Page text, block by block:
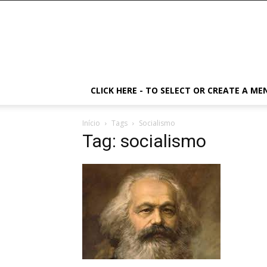
CLICK HERE - TO SELECT OR CREATE A
Início Tags Socialismo
Tag: socialismo